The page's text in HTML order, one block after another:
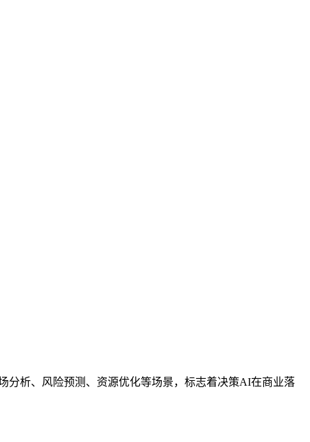
分析、风险预测、资源优化等场景，标志着决策AI在商业落